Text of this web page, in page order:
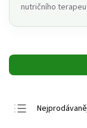
nutričního